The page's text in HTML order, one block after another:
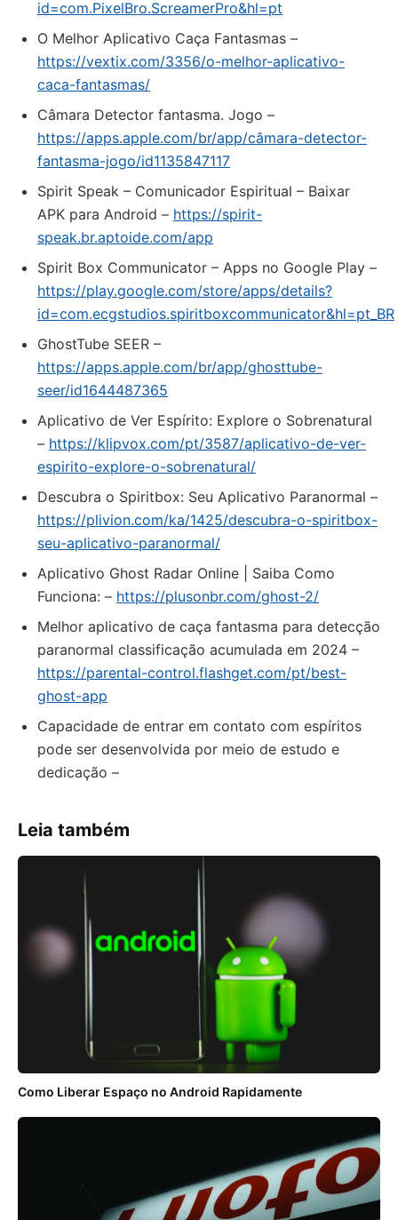
id=com.PixelBro.ScreamerPro&hl=pt
O Melhor Aplicativo Caça Fantasmas –
https://vextix.com/3356/o-melhor-aplicativo-
caca-fantasmas/
‎Câmara Detector fantasma. Jogo –
https://apps.apple.com/br/app/câmara-detector-
fantasma-jogo/id1135847117
Spirit Speak – Comunicador Espiritual – Baixar
APK para Android – https://spirit-
speak.br.aptoide.com/app
Spirit Box Communicator – Apps no Google Play –
https://play.google.com/store/apps/details?
id=com.ecgstudios.spiritboxcommunicator&hl=pt_BR
‎GhostTube SEER –
https://apps.apple.com/br/app/ghosttube-
seer/id1644487365
Aplicativo de Ver Espírito: Explore o Sobrenatural
– https://klipvox.com/pt/3587/aplicativo-de-ver-
espirito-explore-o-sobrenatural/
Descubra o Spiritbox: Seu Aplicativo Paranormal –
https://plivion.com/ka/1425/descubra-o-spiritbox-
seu-aplicativo-paranormal/
Aplicativo Ghost Radar Online | Saiba Como
Funciona: – https://plusonbr.com/ghost-2/
Melhor aplicativo de caça fantasma para detecção
paranormal classificação acumulada em 2024 –
https://parental-control.flashget.com/pt/best-
ghost-app
Capacidade de entrar em contato com espíritos
pode ser desenvolvida por meio de estudo e
dedicação –
Leia também
Como Liberar Espaço no Android Rapidamente